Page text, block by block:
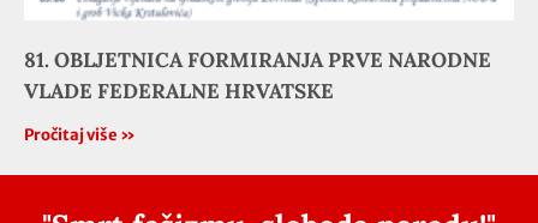
81. OBLJETNICA FORMIRANJA PRVE NARODNE
VLADE FEDERALNE HRVATSKE
Pročitaj više »